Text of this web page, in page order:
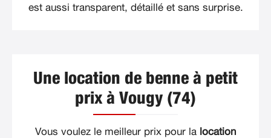
est aussi transparent, détaillé et sans surprise.
Une location de benne à petit
prix à Vougy (74)
Vous voulez le meilleur prix pour la location